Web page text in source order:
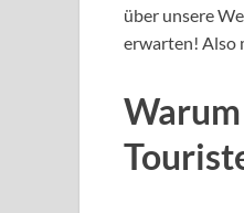
über unsere
erwarten! Also